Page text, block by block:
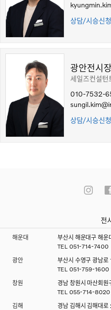
상담/시승신청
광안전시
세일즈컨설턴
010-7532-
상담/시승신청
전
해운대
부산시 해운대구 해
TEL 051-714-7400
광안
부산시 수영구 광남로
TEL 051-759-1600
창원
경남 창원시 마산회원
TEL 055-714-8020
김해
경남 김해시 김해대